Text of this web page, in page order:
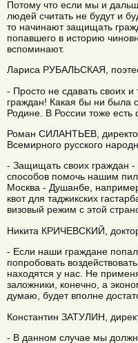
Потому что если мы и
людей считать не будут и
то начинают защищать
попавшего в историю
вспоминают.
Лариса РУБАЛЬСКАЯ,
- Просто не сдавать своих и
граждан! Какая бы ни была
Родине. В России тоже есть
Роман СИЛАНТЬЕВ,
Всемирного русского
- Защищать своих граждан -
способов помочь нашим
Москва - Душанбе,
квот для таджикских
визовый режим с этой
Никита КРИЧЕВСКИЙ,
- Если наши граждане
попробовать
находятся у нас. Не
заложники, конечно, а
думаю, будет вполне
Константин ЗАТУЛИН,
- В данном случае мы